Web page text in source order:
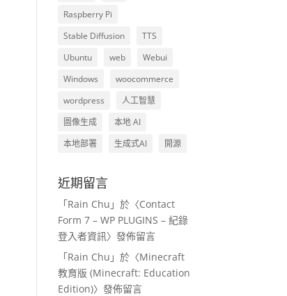
Raspberry Pi
Stable Diffusion
TTS
Ubuntu
web
Webui
Windows
woocommerce
wordpress
人工智慧
圖像生成
本地 AI
本地部署
生成式AI 開源
近期留言
「Rain Chu 」於〈Contact
Form 7 – WP PLUGINS – 紀錄
登入者資訊〉發佈留言
「Rain Chu 」於〈Minecraft
教育版 (Minecraft: Education
Edition)〉發佈留言